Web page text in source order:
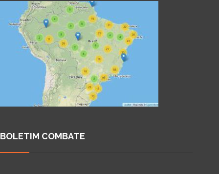
BOLETIM COMBATE